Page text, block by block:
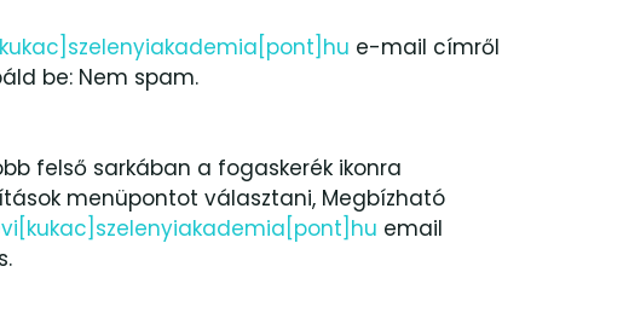
e-mail címről
be: Nem spam.
felső sarkában a fogaskerék ikonra
menüpontot választani, Megbízható
email